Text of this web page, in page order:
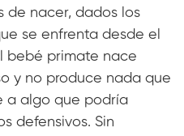
de nacer, dados los
se enfrenta desde el
bebé primate nace
y no produce nada que
a algo que podría
defensivos. Sin